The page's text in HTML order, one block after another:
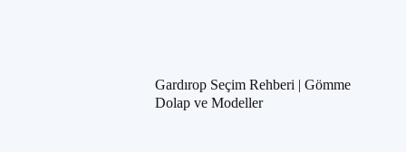
Gardırop Seçim Rehberi | Gömme
Dolap ve Modeller